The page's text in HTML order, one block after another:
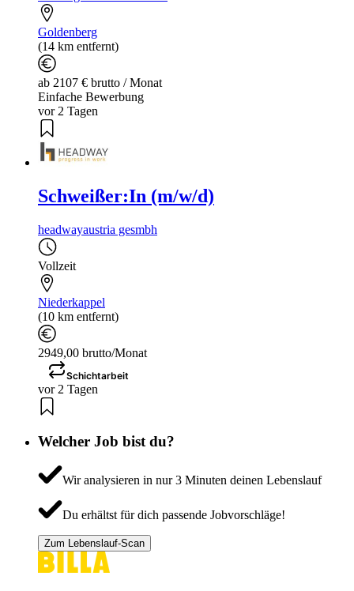
Goldenberg
(14 km entfernt)
ab 2107 € brutto / Monat
Einfache Bewerbung
vor 2 Tagen
Schweißer:In (m/w/d)
headwayaustria gesmbh
Vollzeit
Niederkappel
(10 km entfernt)
2949,00 brutto/Monat
Schichtarbeit
vor 2 Tagen
Welcher Job bist du?
Wir analysieren in nur 3 Minuten deinen Lebenslauf
Du erhältst für dich passende Jobvorschläge!
Zum Lebenslauf-Scan